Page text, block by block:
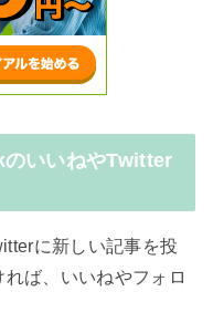
いいねやTwitter
に新しい記事を投
ば、いいねやフォロ